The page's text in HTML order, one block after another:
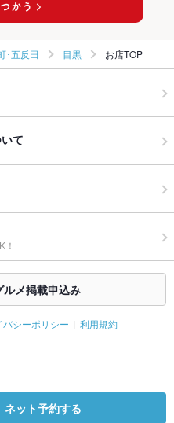
をご用意しております。
･五反田 目黒 お店TOP
て
メ掲載申込み
バシーポリシー 利用規約
ネット予約する